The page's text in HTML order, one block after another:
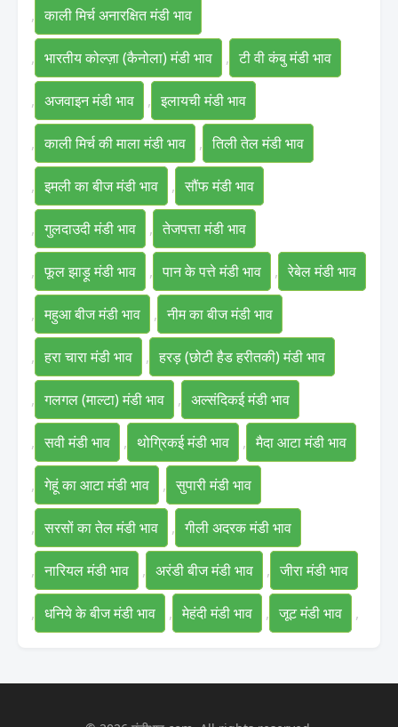
, काली मिर्च अनारक्षित मंडी भाव
, भारतीय कोल्ज़ा (कैनोला) मंडी भाव , टी वी कंबु मंडी भाव
, अजवाइन मंडी भाव , इलायची मंडी भाव
, काली मिर्च की माला मंडी भाव , तिली तेल मंडी भाव
, इमली का बीज मंडी भाव , सौंफ मंडी भाव
, गुलदाउदी मंडी भाव , तेजपत्ता मंडी भाव
, फूल झाड़ू मंडी भाव , पान के पत्ते मंडी भाव , रेबेल मंडी भाव
, महुआ बीज मंडी भाव , नीम का बीज मंडी भाव
, हरा चारा मंडी भाव , हरड़ (छोटी हैड हरीतकी) मंडी भाव
, गलगल (माल्टा) मंडी भाव , अल्संदिकई मंडी भाव
, सवी मंडी भाव , थोग्रिकई मंडी भाव , मैदा आटा मंडी भाव
, गेहूं का आटा मंडी भाव , सुपारी मंडी भाव
, सरसों का तेल मंडी भाव , गीली अदरक मंडी भाव
, नारियल मंडी भाव , अरंडी बीज मंडी भाव , जीरा मंडी भाव
, धनिये के बीज मंडी भाव , मेहंदी मंडी भाव , जूट मंडी भाव ,